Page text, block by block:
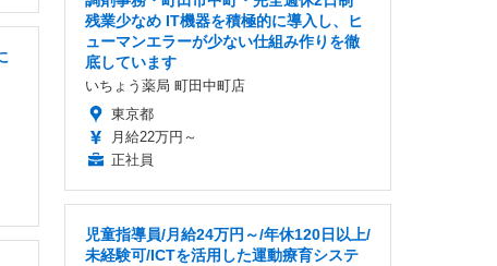
残業少なめ IT機器を積極的に導入し、ヒ
ューマンエラーが少ない仕組み作りを徹
底しています
いちょう薬局 町田中町店
東京都
月給22万円～
正社員
児童指導員/月給24万円～/年休120日以上/
未経験可/ICTを活用した運動療育システ